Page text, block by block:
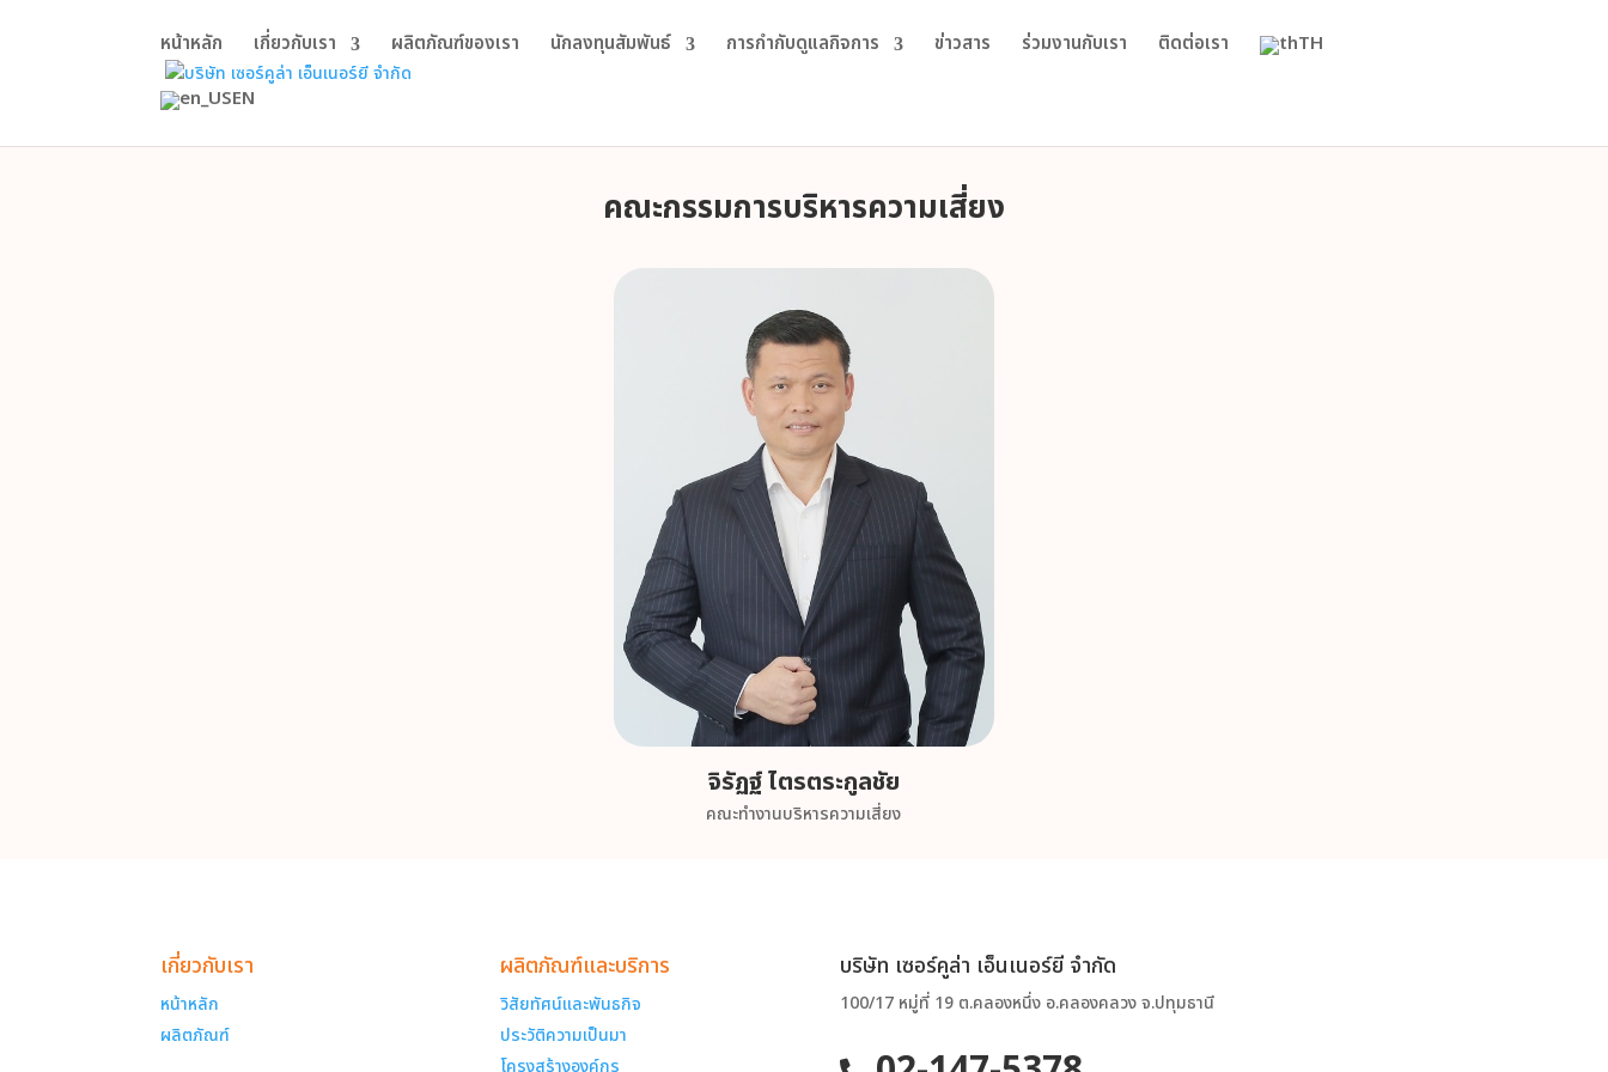
หน้าหลัก เกี่ยวกับเรา ผลิตภัณฑ์ของเรา นักลงทุนสัมพันธ์ การกำกับดูแลกิจการ ข่าวสาร ร่วมงานกับเรา ติดต่อเรา
TH
EN
คณะกรรมการบริหารความเสี่ยง
จิรัฏฐ์ ไตรตระกูลชัย
คณะทำงานบริหารความเสี่ยง
เกี่ยวกับเรา
หน้าหลัก
ผลิตภัณฑ์
ผลิตภัณฑ์และบริการ
วิสัยทัศน์และพันธกิจ
ประวัติความเป็นมา
โครงสร้างองค์กร
บริษัท เซอร์คูล่า เอ็นเนอร์ยี จำกัด
100/17 หมู่ที่ 19 ต.คลองหนึ่ง อ.คลองคลวง จ.ปทุมธานี